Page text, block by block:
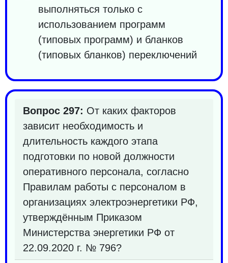
выполняться только с
использованием программ
(типовых программ) и бланков
(типовых бланков) переключений
Вопрос 297: От каких факторов
зависит необходимость и
длительность каждого этапа
подготовки по новой должности
оперативного персонала, согласно
Правилам работы с персоналом в
организациях электроэнергетики РФ,
утверждённым Приказом
Министерства энергетики РФ от
22.09.2020 г. № 796?